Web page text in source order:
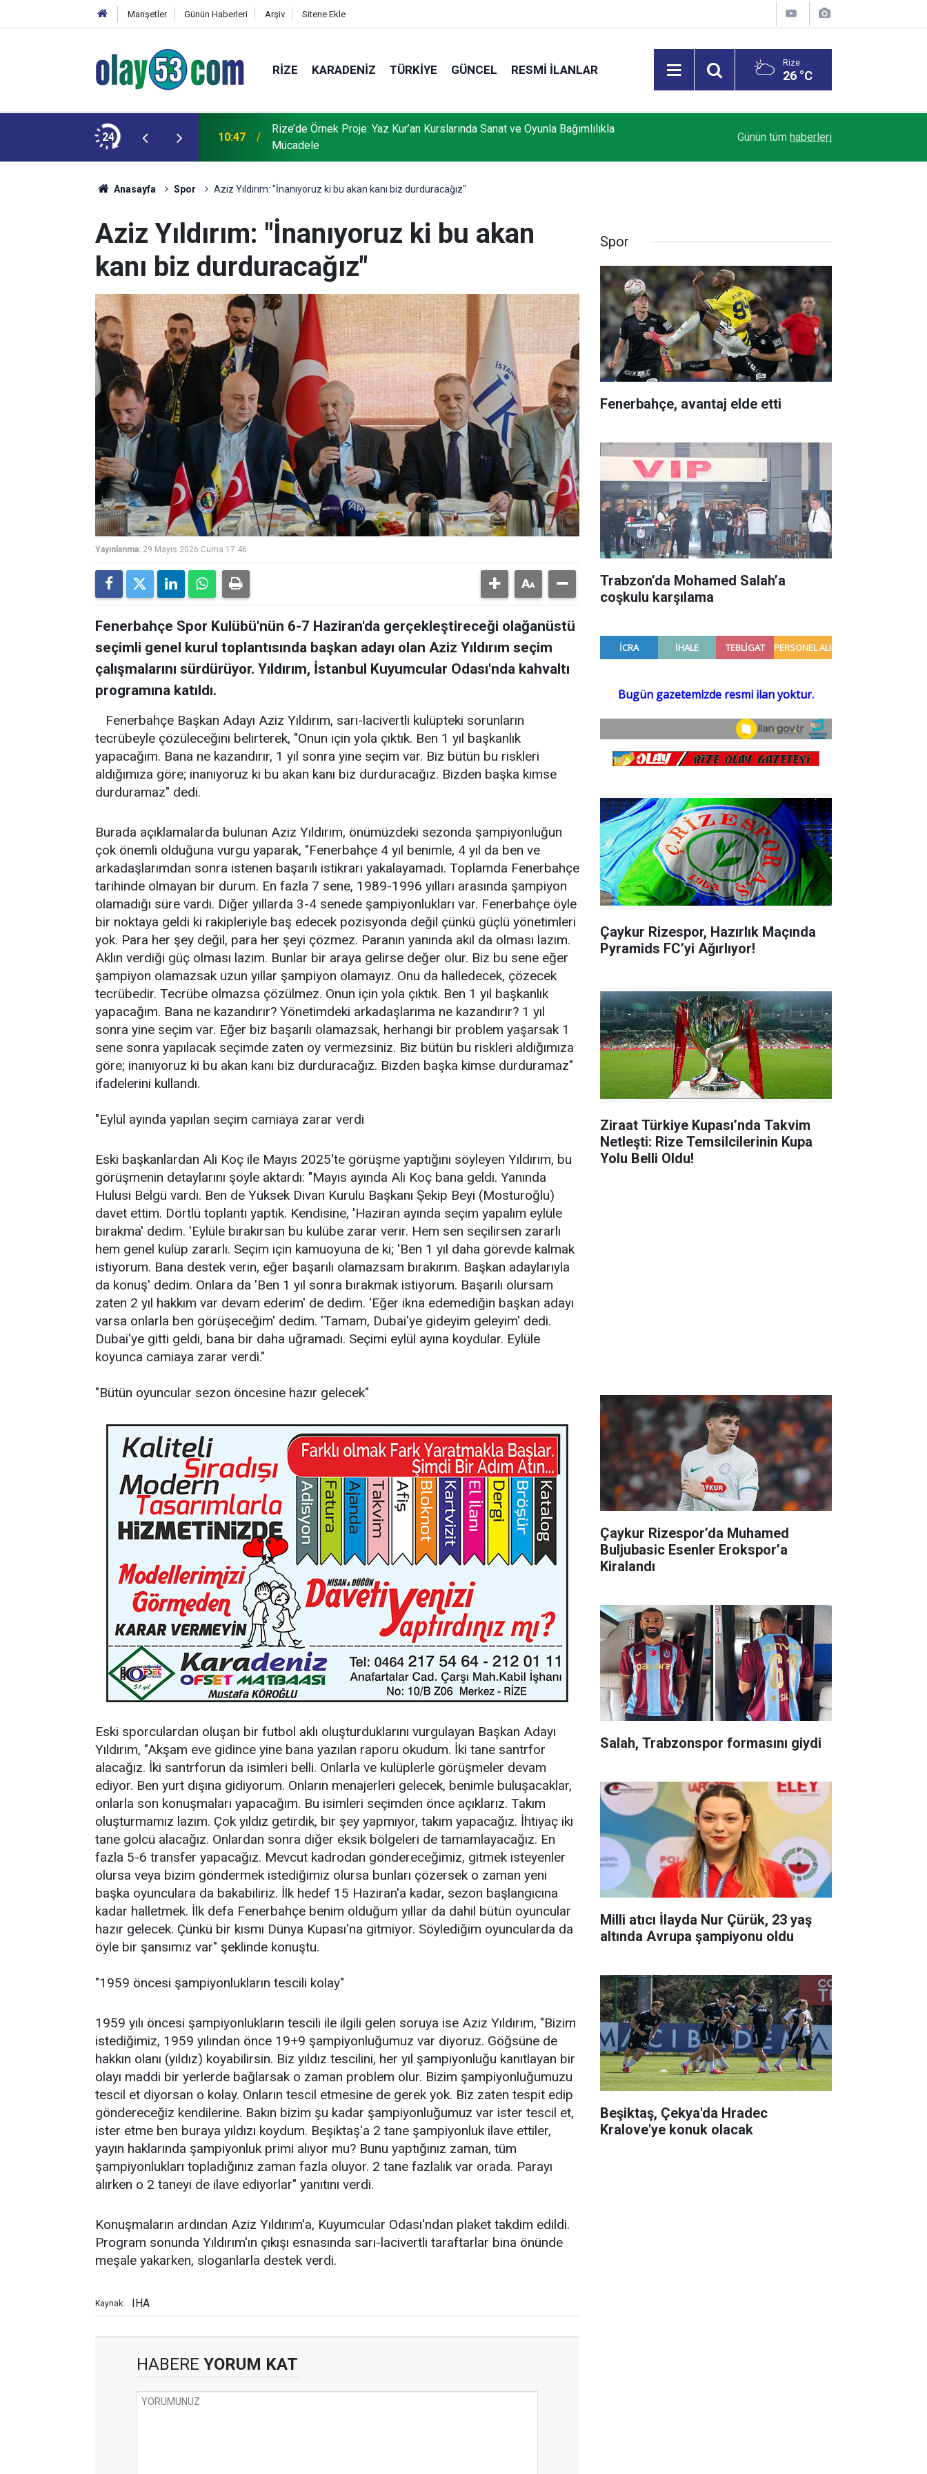
Manşetler Günün Haberleri Arşiv Sitene Ekle
RIZE KARADENIZ TÜRKIYE GÜNCEL RESMI İLANLAR Rize
26 °C
24
Deniz öldü 10:47
Rize’de Örnek Proje: Yaz Kur’an Kurslarında Sanat ve Oyunla Bağımlılıkla
Mücadele
Yaz sıcakları tansiyon hastalarında risk
Günün tüm haberleri
Anasayfa Spor Aziz Yıldırım: "İnanıyoruz ki bu akan kanı biz durduracağız"
Aziz Yıldırım: "İnanıyoruz ki bu akan
kanı biz durduracağız"
Yayınlanma: 29 Mayıs 2026 Cuma 17:46
Fenerbahçe Spor Kulübü'nün 6-7 Haziran'da gerçekleştireceği olağanüstü
seçimli genel kurul toplantısında başkan adayı olan Aziz Yıldırım seçim
çalışmalarını sürdürüyor. Yıldırım, İstanbul Kuyumcular Odası'nda kahvaltı
programına katıldı.
Fenerbahçe Başkan Adayı Aziz Yıldırım, sarı-lacivertli kulüpteki sorunların
tecrübeyle çözüleceğini belirterek, "Onun için yola çıktık. Ben 1 yıl başkanlık
yapacağım. Bana ne kazandırır, 1 yıl sonra yine seçim var. Biz bütün bu riskleri
aldığımıza göre; inanıyoruz ki bu akan kanı biz durduracağız. Bizden başka kimse
durduramaz" dedi.
Burada açıklamalarda bulunan Aziz Yıldırım, önümüzdeki sezonda şampiyonluğun
çok önemli olduğuna vurgu yaparak, "Fenerbahçe 4 yıl benimle, 4 yıl da ben ve
arkadaşlarımdan sonra istenen başarılı istikrarı yakalayamadı. Toplamda Fenerbahçe
tarihinde olmayan bir durum. En fazla 7 sene, 1989-1996 yılları arasında şampiyon
olamadığı süre vardı. Diğer yıllarda 3-4 senede şampiyonlukları var. Fenerbahçe öyle
bir noktaya geldi ki rakipleriyle baş edecek pozisyonda değil çünkü güçlü yönetimleri
yok. Para her şey değil, para her şeyi çözmez. Paranın yanında akıl da olması lazım.
Aklın verdiği güç olması lazım. Bunlar bir araya gelirse değer olur. Biz bu sene eğer
şampiyon olamazsak uzun yıllar şampiyon olamayız. Onu da halledecek, çözecek
tecrübedir. Tecrübe olmazsa çözülmez. Onun için yola çıktık. Ben 1 yıl başkanlık
yapacağım. Bana ne kazandırır? Yönetimdeki arkadaşlarıma ne kazandırır? 1 yıl
sonra yine seçim var. Eğer biz başarılı olamazsak, herhangi bir problem yaşarsak 1
sene sonra yapılacak seçimde zaten oy vermezsiniz. Biz bütün bu riskleri aldığımıza
göre; inanıyoruz ki bu akan kanı biz durduracağız. Bizden başka kimse durduramaz"
ifadelerini kullandı.
"Eylül ayında yapılan seçim camiaya zarar verdi
Eski başkanlardan Ali Koç ile Mayıs 2025'te görüşme yaptığını söyleyen Yıldırım, bu
görüşmenin detaylarını şöyle aktardı: "Mayıs ayında Ali Koç bana geldi. Yanında
Hulusi Belgü vardı. Ben de Yüksek Divan Kurulu Başkanı Şekip Beyi (Mosturoğlu)
davet ettim. Dörtlü toplantı yaptık. Kendisine, 'Haziran ayında seçim yapalım eylüle
bırakma' dedim. 'Eylüle bırakırsan bu kulübe zarar verir. Hem sen seçilirsen zararlı
hem genel kulüp zararlı. Seçim için kamuoyuna de ki; 'Ben 1 yıl daha görevde kalmak
istiyorum. Bana destek verin, eğer başarılı olamazsam bırakırım. Başkan adaylarıyla
da konuş' dedim. Onlara da 'Ben 1 yıl sonra bırakmak istiyorum. Başarılı olursam
zaten 2 yıl hakkım var devam ederim' de dedim. 'Eğer ikna edemediğin başkan adayı
varsa onlarla ben görüşeceğim' dedim. 'Tamam, Dubai'ye gideyim geleyim' dedi.
Dubai'ye gitti geldi, bana bir daha uğramadı. Seçimi eylül ayına koydular. Eylüle
koyunca camiaya zarar verdi."
"Bütün oyuncular sezon öncesine hazır gelecek"
Eski sporculardan oluşan bir futbol aklı oluşturduklarını vurgulayan Başkan Adayı
Yıldırım, "Akşam eve gidince yine bana yazılan raporu okudum. İki tane santrfor
alacağız. İki santrforun da isimleri belli. Onlarla ve kulüplerle görüşmeler devam
ediyor. Ben yurt dışına gidiyorum. Onların menajerleri gelecek, benimle buluşacaklar,
onlarla son konuşmaları yapacağım. Bu isimleri seçimden önce açıklarız. Takım
oluşturmamız lazım. Çok yıldız getirdik, bir şey yapmıyor, takım yapacağız. İhtiyaç iki
tane golcü alacağız. Onlardan sonra diğer eksik bölgeleri de tamamlayacağız. En
fazla 5-6 transfer yapacağız. Mevcut kadrodan göndereceğimiz, gitmek isteyenler
olursa veya bizim göndermek istediğimiz olursa bunları çözersek o zaman yeni
başka oyunculara da bakabiliriz. İlk hedef 15 Haziran'a kadar, sezon başlangıcına
kadar halletmek. İlk defa Fenerbahçe benim olduğum yıllar da dahil bütün oyuncular
hazır gelecek. Çünkü bir kısmı Dünya Kupası'na gitmiyor. Söylediğim oyuncularda da
öyle bir şansımız var" şeklinde konuştu.
"1959 öncesi şampiyonlukların tescili kolay"
1959 yılı öncesi şampiyonlukların tescili ile ilgili gelen soruya ise Aziz Yıldırım, "Bizim
istediğimiz, 1959 yılından önce 19+9 şampiyonluğumuz var diyoruz. Göğsüne de
hakkın olanı (yıldız) koyabilirsin. Biz yıldız tescilini, her yıl şampiyonluğu kanıtlayan bir
olayı maddi bir yerlerde bağlarsak o zaman problem olur. Bizim şampiyonluğumuzu
tescil et diyorsan o kolay. Onların tescil etmesine de gerek yok. Biz zaten tespit edip
göndereceğiz kendilerine. Bakın bizim şu kadar şampiyonluğumuz var ister tescil et,
ister etme ben buraya yıldızı koydum. Beşiktaş'a 2 tane şampiyonluk ilave ettiler,
yayın haklarında şampiyonluk primi alıyor mu? Bunu yaptığınız zaman, tüm
şampiyonlukları topladığınız zaman fazla oluyor. 2 tane fazlalık var orada. Parayı
alırken o 2 taneyi de ilave ediyorlar" yanıtını verdi.
Konuşmaların ardından Aziz Yıldırım'a, Kuyumcular Odası'ndan plaket takdim edildi.
Program sonunda Yıldırım'ın çıkışı esnasında sarı-lacivertli taraftarlar bina önünde
meşale yakarken, sloganlarla destek verdi.
Kaynak: IHA
HABERE YORUM KAT
Spor
Fenerbahçe, avantaj elde etti
Trabzon’da Mohamed Salah’a
coşkulu karşılama
Çaykur Rizespor, Hazırlık Maçında
Pyramids FC’yi Ağırlıyor!
Ziraat Türkiye Kupası’nda Takvim
Netleşti: Rize Temsilcilerinin Kupa
Yolu Belli Oldu!
Çaykur Rizespor’da Muhamed
Buljubasic Esenler Erokspor’a
Kiralandı
Salah, Trabzonspor formasını giydi
Milli atıcı İlayda Nur Çürük, 23 yaş
altında Avrupa şampiyonu oldu
Beşiktaş, Çekya'da Hradec
Kralove'ye konuk olacak